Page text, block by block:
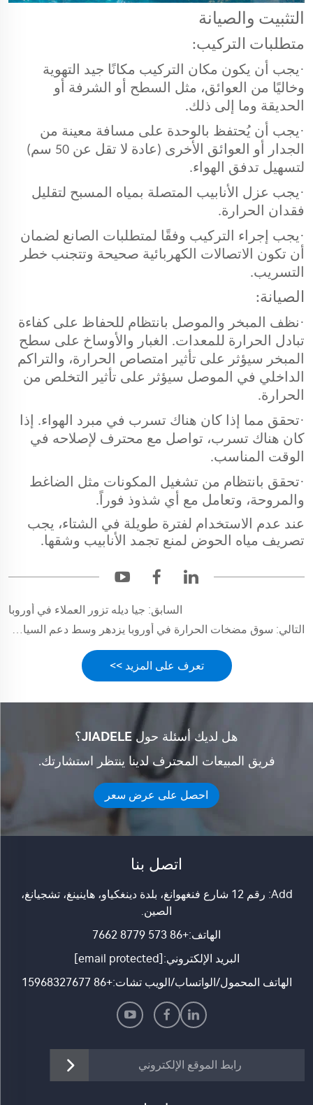
التثبيت والصيانة
متطلبات التركيب:
· يجب أن يكون مكان التركيب مكانًا جيد التهوية
وخاليًا من العوائق، مثل السطح أو الشرفة أو
الحديقة وما إلى ذلك.
· يجب أن يُحتفظ بالوحدة على مسافة معينة من
الجدار أو العوائق الأخرى (عادة لا تقل عن 50 سم)
لتسهيل تدفق الهواء.
· يجب عزل الأنابيب المتصلة بمياه المسبح لتقليل
فقدان الحرارة.
· يجب إجراء التركيب وفقًا لمتطلبات الصانع لضمان
أن تكون الاتصالات الكهربائية صحيحة وتتجنب خطر
التسريب.
الصيانة:
· نظف المبخر والموصل بانتظام للحفاظ على كفاءة
تبادل الحرارة للمعدات. الغبار والأوساخ على سطح
المبخر سيؤثر على تأثير امتصاص الحرارة، والتراكم
الداخلي في الموصل سيؤثر على تأثير التخلص من
الحرارة.
·تحقق مما إذا كان هناك تسرب في مبرد الهواء. إذا
كان هناك تسرب، تواصل مع محترف لإصلاحه في
الوقت المناسب.
·تحقق بانتظام من تشغيل المكونات مثل الضاغط
والمروحة، وتعامل مع أي شذوذ فوراً.
عند عدم الاستخدام لفترة طويلة في الشتاء، يجب
تصريف مياه الحوض لمنع تجمد الأنابيب وشقها.
السابق: جيا ديله تزور العملاء في أوروبا
التالي: سوق مضخات الحرارة في أوروبا يزدهر وسط دعم السياسات وزيادة الطلب
تعرف على المزيد >>
هل لديك أسئلة حول JIADELE؟
فريق المبيعات المحترف لدينا ينتظر استشارتك.
احصل على عرض سعر
اتصل بنا
Add: رقم 12 شارع فنغهوانغ، بلدة دينغكياو، هاينينغ، تشجيانغ،
الصين.
الهاتف:+86 573 8779 7662
البريد الإلكتروني:
الهاتف المحمول/الواتساب/الويب تشات:+86 15968327677
رابط الموقع الإلكتروني